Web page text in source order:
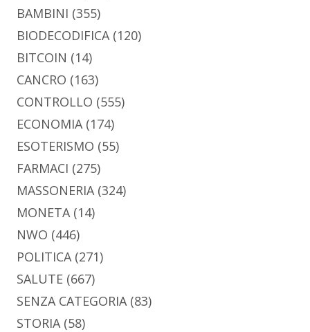
BAMBINI (355)
BIODECODIFICA (120)
BITCOIN (14)
CANCRO (163)
CONTROLLO (555)
ECONOMIA (174)
ESOTERISMO (55)
FARMACI (275)
MASSONERIA (324)
MONETA (14)
NWO (446)
POLITICA (271)
SALUTE (667)
SENZA CATEGORIA (83)
STORIA (58)